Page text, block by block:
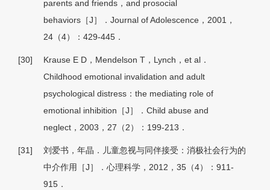
parents and friends，and prosocial
behaviors［J］．Journal of Adolescence，2001，
24（4）：429-445．
[30]
Krause E D，Mendelson T，Lynch，et al．
Childhood emotional invalidation and adult
psychological distress：the mediating role of
emotional inhibition［J］．Child abuse and
neglect，2003，27（2）：199-213．
[31]
刘爱书，年晶．儿童忽视与同伴接受：消极社会行为的
中介作用［J］．心理科学，2012，35（4）：911-
915．